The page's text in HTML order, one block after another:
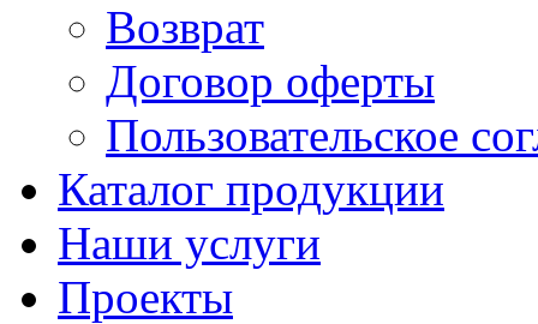
Возврат
Договор оферты
Пользовательское
Каталог продукции
Наши услуги
Проекты